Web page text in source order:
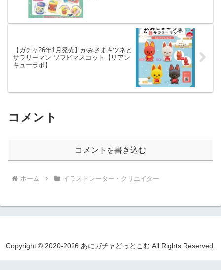
【ガチャ26年1月発売】かみさまキツネと
サラリーマン ソフビマスコット【リアン
キューラボ】
コメント
コメントを書き込む
ホーム イラストレーター・クリエイター
Copyright © 2020-2026 あにガチャどっとこむ All Rights Reserved.